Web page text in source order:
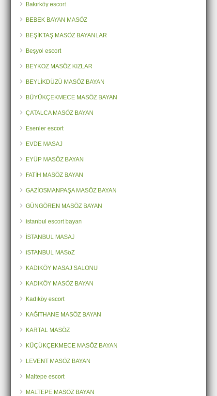
Bakırköy escort
BEBEK BAYAN MASÖZ
BEŞİKTAŞ MASÖZ BAYANLAR
Beşyol escort
BEYKOZ MASÖZ KIZLAR
BEYLİKDÜZÜ MASÖZ BAYAN
BÜYÜKÇEKMECE MASÖZ BAYAN
ÇATALCA MASÖZ BAYAN
Esenler escort
EVDE MASAJ
EYÜP MASÖZ BAYAN
FATİH MASÖZ BAYAN
GAZİOSMANPAŞA MASÖZ BAYAN
GÜNGÖREN MASÖZ BAYAN
istanbul escort bayan
İSTANBUL MASAJ
iSTANBUL MASöZ
KADIKÖY MASAJ SALONU
KADIKÖY MASÖZ BAYAN
Kadıköy escort
KAĞITHANE MASÖZ BAYAN
KARTAL MASÖZ
KÜÇÜKÇEKMECE MASÖZ BAYAN
LEVENT MASÖZ BAYAN
Maltepe escort
MALTEPE MASÖZ BAYAN